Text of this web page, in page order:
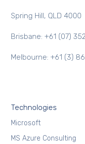
Spring Hill, QLD 4000
Brisbane: +61 (07)
Melbourne: +61 (3)
Technologies
Microsoft
MS Azure Consulting